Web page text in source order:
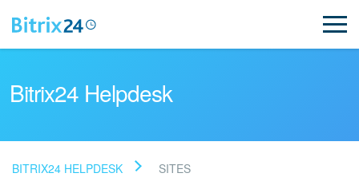
Bitrix24 Helpdesk
BITRIX24 HELPDESK SITES